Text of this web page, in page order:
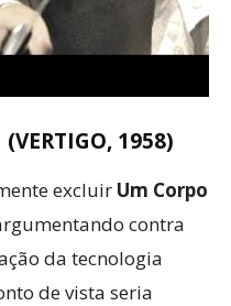
1958)
excluir Um Corpo
contra
da tecnologia
de vista seria